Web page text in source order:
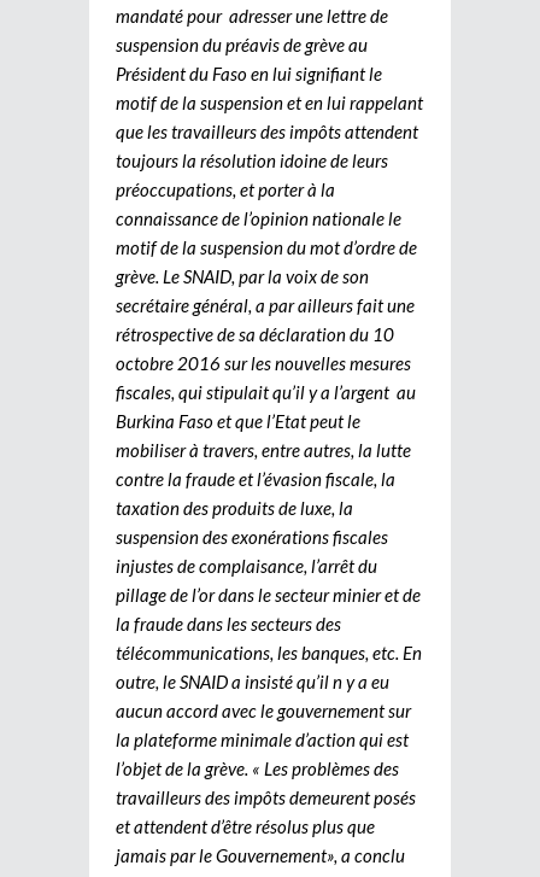
mandaté pour adresser une lettre de
suspension du préavis de grève au
Président du Faso en lui signifiant le
motif de la suspension et en lui rappelant
que les travailleurs des impôts attendent
toujours la résolution idoine de leurs
préoccupations, et porter à la
connaissance de l’opinion nationale le
motif de la suspension du mot d’ordre de
grève. Le SNAID, par la voix de son
secrétaire général, a par ailleurs fait une
rétrospective de sa déclaration du 10
octobre 2016 sur les nouvelles mesures
fiscales, qui stipulait qu’il y a l’argent au
Burkina Faso et que l’Etat peut le
mobiliser à travers, entre autres, la lutte
contre la fraude et l’évasion fiscale, la
taxation des produits de luxe, la
suspension des exonérations fiscales
injustes de complaisance, l’arrêt du
pillage de l’or dans le secteur minier et de
la fraude dans les secteurs des
télécommunications, les banques, etc. En
outre, le SNAID a insisté qu’il n y a eu
aucun accord avec le gouvernement sur
la plateforme minimale d’action qui est
l’objet de la grève. « Les problèmes des
travailleurs des impôts demeurent posés
et attendent d’être résolus plus que
jamais par le Gouvernement», a conclu